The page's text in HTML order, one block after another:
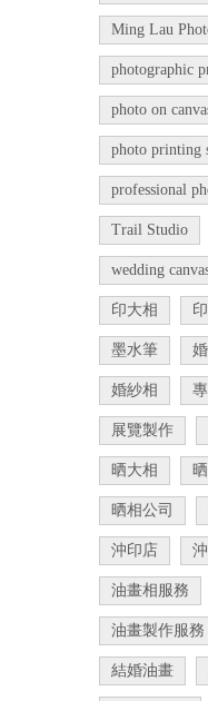
Ming Lau
photographic
photo on
photo printing
professional
Trail Studio
wedding
印大相
墨水筆
婚紗相
展覽製作
晒大相
晒相公司
沖印店
油畫相服務
油畫製作服務
結婚油畫